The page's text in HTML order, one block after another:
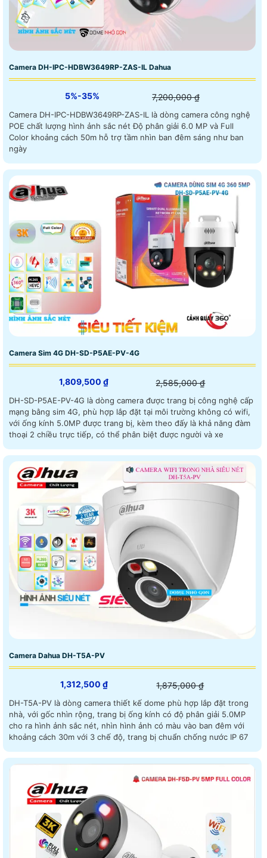
Camera DH-IPC-HDBW3649RP-ZAS-IL Dahua
5%-35% 7,200,000 ₫
Camera DH-IPC-HDBW3649RP-ZAS-IL là dòng camera công nghệ
POE chất lượng hình ảnh sắc nét Độ phân giải 6.0 MP và Full
Color khoảng cách 50m hỗ trợ tầm nhìn ban đêm sáng như ban
ngày
Camera Sim 4G DH-SD-P5AE-PV-4G
1,809,500 ₫ 2,585,000 ₫
DH-SD-P5AE-PV-4G là dòng camera được trang bị công nghệ cấp
mạng bằng sim 4G, phù hợp lắp đặt tại môi trường không có wifi,
với ống kính 5.0MP được trang bị, kèm theo đấy là khả năng đàm
thoại 2 chiều trực tiếp, có thể phân biệt được người và xe
Camera Dahua DH-T5A-PV
1,312,500 ₫ 1,875,000 ₫
DH-T5A-PV là dòng camera thiết kế dome phù hợp lắp đặt trong
nhà, với gốc nhìn rộng, trang bị ống kính có độ phân giải 5.0MP
cho ra hình ảnh sắc nét, nhìn hình ảnh có màu vào ban đêm với
khoảng cách 30m với 3 chế độ, trang bị chuẩn chống nước IP 67